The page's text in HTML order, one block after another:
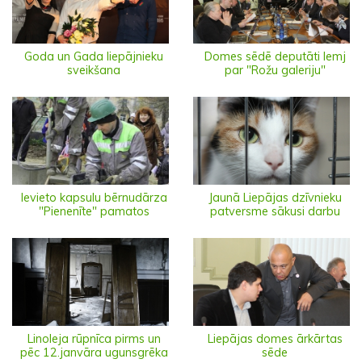
Goda un Gada liepājnieku
sveikšana
Domes sēdē deputāti lemj
par "Rožu galeriju"
Ievieto kapsulu bērnudārza
"Pienenīte" pamatos
Jaunā Liepājas dzīvnieku
patversme sākusi darbu
Linoleja rūpnīca pirms un
pēc 12.janvāra ugunsgrēka
Liepājas domes ārkārtas
sēde